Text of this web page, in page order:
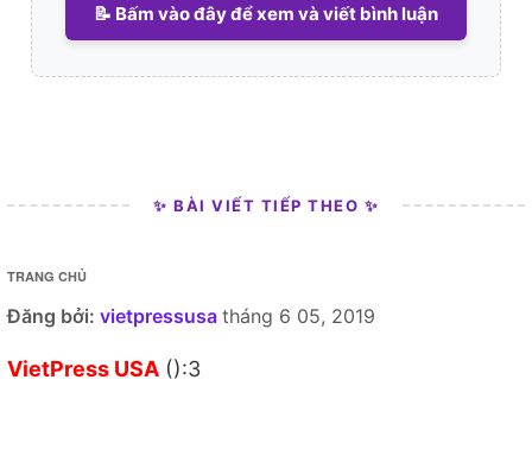
📝 Bấm vào đây để xem và viết bình luận
✨ BÀI VIẾT TIẾP THEO ✨
TRANG CHỦ
Đăng bởi: vietpressusa tháng 6 05, 2019
VietPress USA ():3